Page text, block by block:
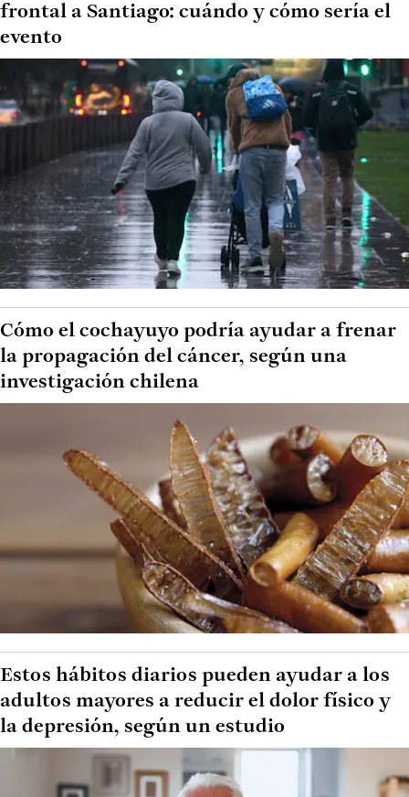
frontal a Santiago: cuándo y cómo sería el
evento
Cómo el cochayuyo podría ayudar a frenar
la propagación del cáncer, según una
investigación chilena
Estos hábitos diarios pueden ayudar a los
adultos mayores a reducir el dolor físico y
la depresión, según un estudio